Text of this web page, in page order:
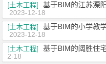
[土木工程]
基于BIM的江苏溧
2023-12-18
[土木工程]
基于BIM的小学教
2023-12-18
[土木工程]
基于BIM的阔胜住
2-18